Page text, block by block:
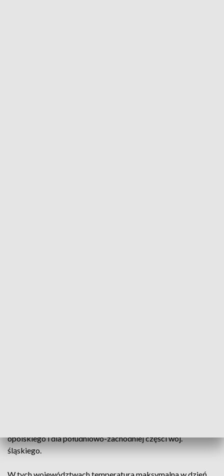
opolskiego i dla południowo-zachodniej części woj.
śląskiego.